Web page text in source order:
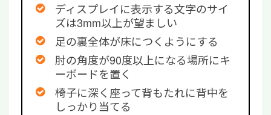
ディスプレイに表示する文字のサイ
ズは3mm以上が望ましい
足の裏全体が床につくようにする
肘の角度が90度以上になる場所にキ
ーボードを置く
椅子に深く座って背もたれに背中を
しっかり当てる